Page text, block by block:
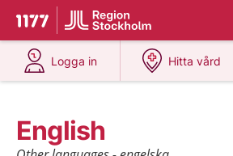
To start page for 1177
Du har valt region
Logga in
at 1177.se
Hitta vård
at 1177.se
English